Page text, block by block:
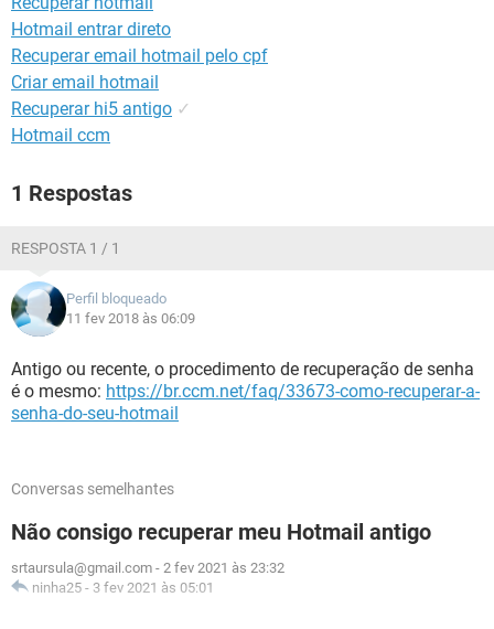
GUIA DE COMPRAS
Hotmail entrar direto
Recuperar email hotmail pelo cpf
Criar email hotmail
Recuperar hi5 antigo ✓
Hotmail ccm
1 Respostas
RESPOSTA 1 / 1
Perfil bloqueado
11 fev 2018 às 06:09
Antigo ou recente, o procedimento de recuperação de senha
é o mesmo: https://br.ccm.net/faq/33673-como-recuperar-a-
senha-do-seu-hotmail
Conversas semelhantes
Não consigo recuperar meu Hotmail antigo
srtaursula@gmail.com - 2 fev 2021 às 23:32
ninha25 - 3 fev 2021 às 05:01